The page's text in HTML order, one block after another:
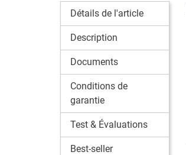
Détails de l'article
Description
Documents
Conditions de
garantie
Test & Évaluations
Best-seller